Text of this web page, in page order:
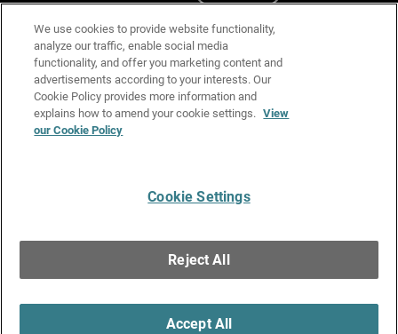
Cookie Policy
Privacy Policy
Media & Brand Kit
Manage Email Preferences
Copyright © 1996-2026 WatchGuard Technologies, Inc. All
Rights Reserved.
We use cookies to provide website functionality,
analyze our traffic, enable social media
functionality, and offer you marketing content and
advertisements according to your interests. Our
Cookie Policy provides more information and
explains how to amend your cookie settings. View
our Cookie Policy
Cookie Settings
Reject All
Accept All